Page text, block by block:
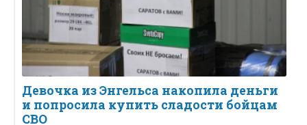
Девочка из Энгельса накопила деньги
и попросила купить сладости бойцам
СВО